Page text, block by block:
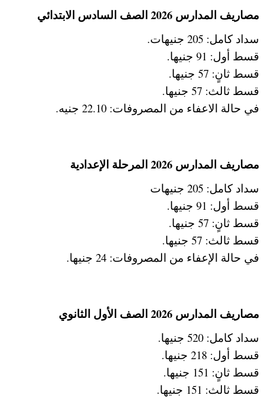
مصاريف المدارس 2026 الصف السادس الابتدائي
سداد كامل: 205 جنيهات.
قسط أول: 91 جنيها.
قسط ثانٍ: 57 جنيها.
قسط ثالث: 57 جنيها.
في حالة الاعفاء من المصروفات: 22.10 جنيه.
مصاريف المدارس 2026 المرحلة الإعدادية
سداد كامل: 205 جنيهات
قسط أول: 91 جنيها.
قسط ثانٍ: 57 جنيها.
قسط ثالث: 57 جنيها.
في حالة الإعفاء من المصروفات: 24 جنيها.
مصاريف المدارس 2026 الصف الأول الثانوي
سداد كامل: 520 جنيها.
قسط أول: 218 جنيها.
قسط ثانٍ: 151 جنيها.
قسط ثالث: 151 جنيها.